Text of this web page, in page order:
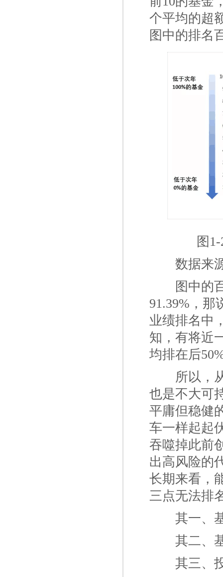
个平均的超
图中的排名
图
数据来
图中的
91.39%，那
业绩排名中
知，有将近
均排在后
所以，
也是不大可
平庸但稳健
车一样起起
吞噬掉此前
出高风险的
长期来看，
三点无法排
其一、
其二、
其三、